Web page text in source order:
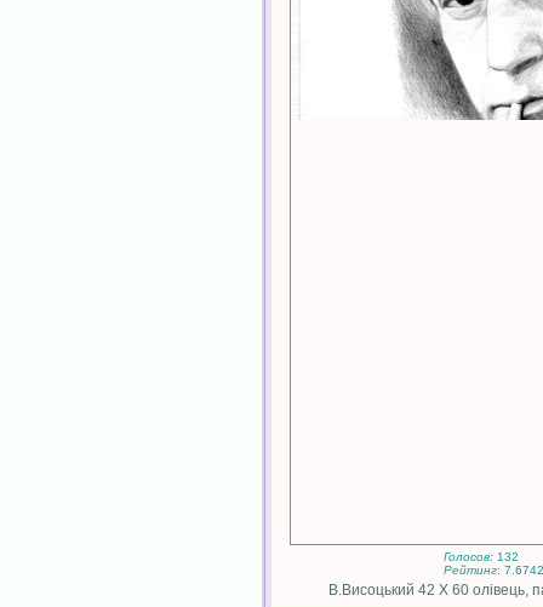
Голосов: 132
Рейтинг:
В.Висоцький 42 Х 60 олівець,